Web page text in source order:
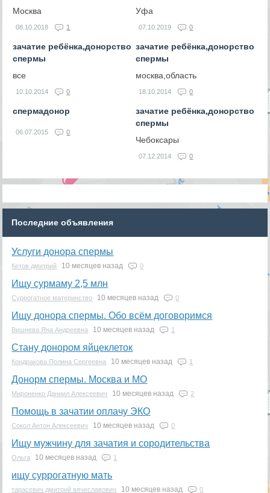
Москва
08.10.2018 1
Уфа
07.10.2019 0
зачатие ребёнка,донорство
спермы
все
10.10.2014 0
зачатие ребёнка,донорство
спермы
москва,область
18.10.2014 0
спермадонор
06.07.2015 0
зачатие ребёнка,донорство
спермы
Чебоксары
07.12.2014 0
Последние объявления
Услуги донора спермы
Кетов дмитрий 10 месяцев назад 0
Ищу сурмаму 2,5 млн
Суррогатное материнство 10 месяцев назад 0
Ищу донора спермы. Обо всём договоримся
Вишнева Яна Андреевна 10 месяцев назад 1
Стану донором яйцеклеток
Кондракова Полина Сергеевна 10 месяцев назад 1
Донорм спермы. Москва и МО
Мироненко Даниил Алексеевич 10 месяцев назад 2
Помощь в зачатии оплачу ЭКО
Сокол Антон Алексеевич 10 месяцев назад 0
Ищу мужчину для зачатия и сородительства
Ольга 10 месяцев назад 1
ищу суррогатную мать
тарасевич дмитрий вячеславович 10 месяцев назад 0